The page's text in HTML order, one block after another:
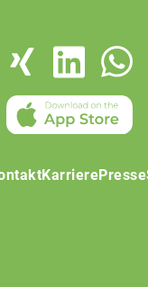
KarrierePresse